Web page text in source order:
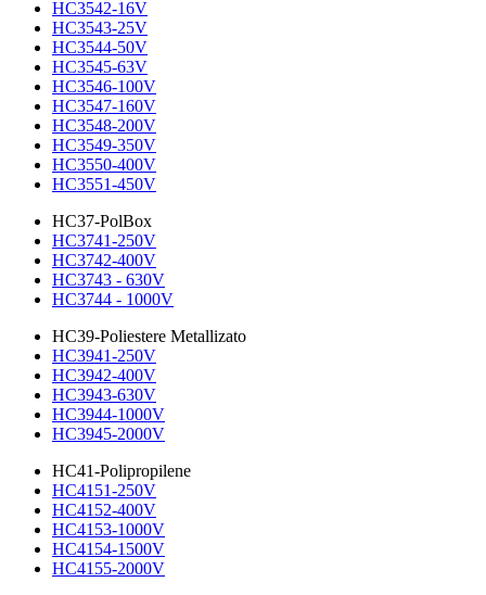
HC3542-16V
HC3543-25V
HC3544-50V
HC3545-63V
HC3546-100V
HC3547-160V
HC3548-200V
HC3549-350V
HC3550-400V
HC3551-450V
HC37-PolBox
HC3741-250V
HC3742-400V
HC3743 - 630V
HC3744 - 1000V
HC39-Poliestere Metallizato
HC3941-250V
HC3942-400V
HC3943-630V
HC3944-1000V
HC3945-2000V
HC41-Polipropilene
HC4151-250V
HC4152-400V
HC4153-1000V
HC4154-1500V
HC4155-2000V